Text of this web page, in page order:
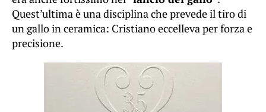
Quest’ultima è una disciplina che prevede il tiro di
un gallo in ceramica: Cristiano eccelleva per forza e
precisione.